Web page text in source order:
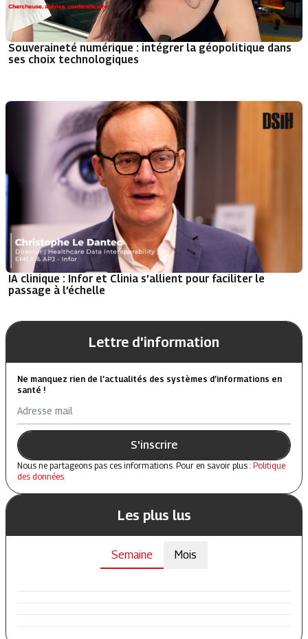
Souveraineté numérique : intégrer la géopolitique dans
ses choix technologiques
IA clinique : Infor et Clinia s’allient pour faciliter le
passage à l’échelle
Lettre d'information
Ne manquez rien de l’actualités des systèmes d’informations en
santé !
Adresse mail
S'inscrire
Nous ne partageons pas ces informations. Pour en savoir plus : Politique
des données
Les plus lus
Semaine Mois